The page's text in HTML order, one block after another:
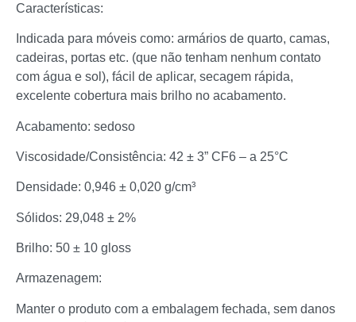
Características:
Indicada para móveis como: armários de quarto, camas,
cadeiras, portas etc. (que não tenham nenhum contato
com água e sol), fácil de aplicar, secagem rápida,
excelente cobertura mais brilho no acabamento.
Acabamento: sedoso
Viscosidade/Consistência: 42 ± 3” CF6 – a 25°C
Densidade: 0,946 ± 0,020 g/cm³
Sólidos: 29,048 ± 2%
Brilho: 50 ± 10 gloss
Armazenagem:
Manter o produto com a embalagem fechada, sem danos